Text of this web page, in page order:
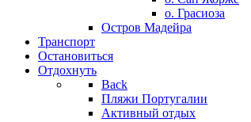
о. Грасиоза
Остров Мадейра
Транспорт
Остановиться
Отдохнуть
Back
Пляжи Португалии
Активный отдых